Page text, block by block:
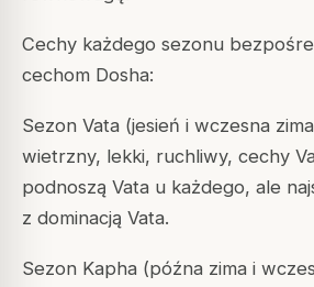
Cechy każdego sezonu
cechom Dosha:
Sezon Vata (jesień i wczesna
wietrzny, lekki, ruchliwy, cechy
podnoszą Vata u każdego, ale
z dominacją Vata.
Sezon Kapha (późna zima i